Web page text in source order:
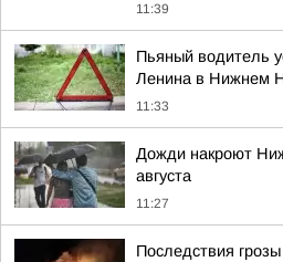
11:39
Пьяный водитель
Ленина в Нижнем
11:33
Дожди накроют
августа
11:27
Последствия